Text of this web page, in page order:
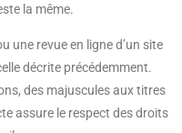
la même.
une revue en ligne d’un site
décrite précédemment.
des majuscules aux titres
assure le respect des droits